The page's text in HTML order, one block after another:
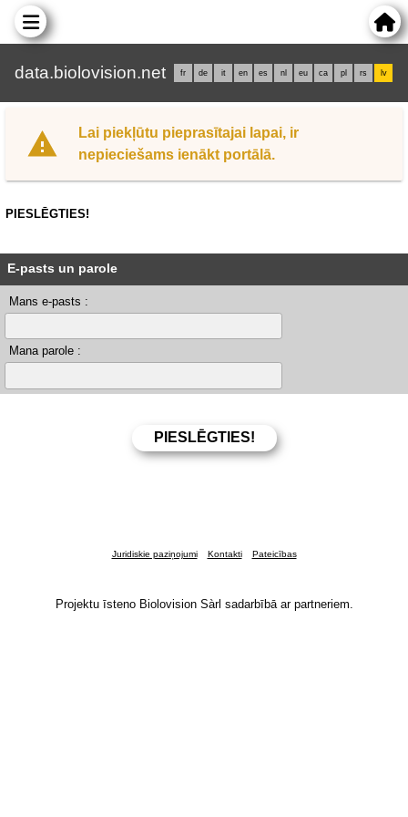
data.biolovision.net fr de it en es nl eu ca pl rs lv
Lai piekļūtu pieprasītajai lapai, ir
nepieciešams ienākt portālā.
PIESLĒGTIES!
E-pasts un parole
Mans e-pasts :
Mana parole :
Juridiskie paziņojumi Kontakti Pateicības
Projektu īsteno Biolovision Sàrl sadarbībā ar partneriem.